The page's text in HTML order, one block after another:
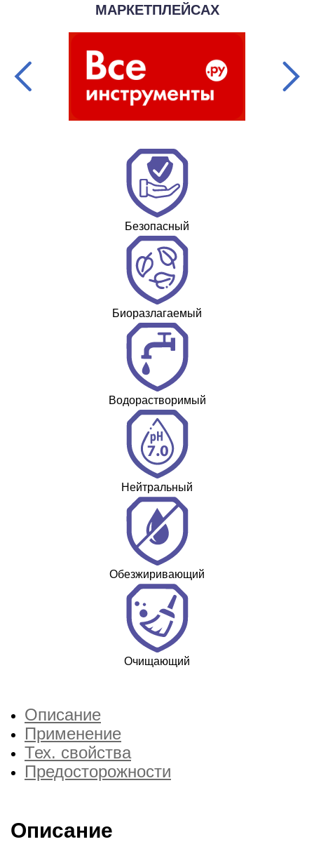
МАРКЕТПЛЕЙСАХ
Безопасный
Биоразлагаемый
Водорастворимый
Нейтральный
Обезжиривающий
Очищающий
Описание
Применение
Тех. свойства
Предосторожности
Описание